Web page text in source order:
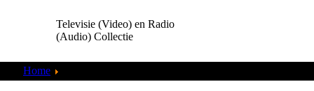
Televisie (Video) en Radio
(Audio) Collectie
Home